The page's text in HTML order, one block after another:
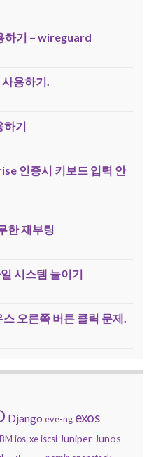
하기 – wireguard
용하기.
하기
인증시 키보드 입력 안
한 재부팅
시스템 늘이기
오른쪽 버튼 클릭 문제.
Django eve-ng exos
ios-xeiscsi Juniper Junos